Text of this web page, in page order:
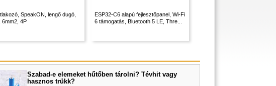
SpeakON, lengő dugó,
6mm2, 4P
ESP32-C6 alapú fejlesztőpanel, Wi-Fi
6 támogatás, Bluetooth 5 LE, Thre...
Szabad-e elemeket hűtőben tárolni? Tévhit vagy
hasznos trükk?